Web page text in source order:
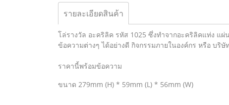
รายละเอียดสินค้า
โล่รางวัล อะคริลิค รหัส 1025 ซึ่งทำจากอะคริลิคแท่ง แ
ข้อความต่างๆ ได้อย่างดี กิจกรรมภายในองค์กร หรือ บ
ราคานี้พร้อมข้อความ
ขนาด 279mm (H) * 59mm (L) * 56mm (W)